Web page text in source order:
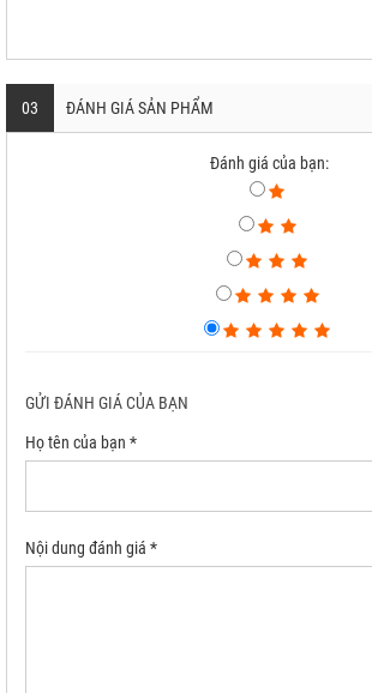
03 ĐÁNH GIÁ SẢN PHẨM
Đánh giá của bạn:
GỬI ĐÁNH GIÁ CỦA BẠN
Họ tên của bạn *
Nội dung đánh giá *